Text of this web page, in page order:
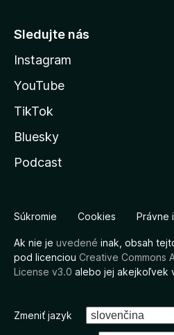
Sledujte nás
Instagram
YouTube
TikTok
Bluesky
Podcast
Súkromie Cookies Právne
Ak nie je uvedené inak, obsah
pod licenciou Creative Commons
License v3.0 alebo jej akejkoľvek
Zmeniť jazyk